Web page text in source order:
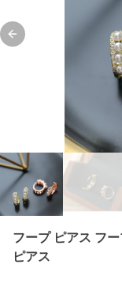
Previous slide
フープ ピアス フ
ピアス